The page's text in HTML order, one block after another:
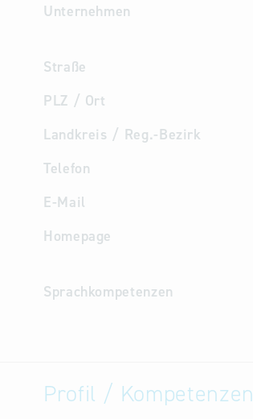
Unternehmen
Straße
PLZ / Ort
Landkreis / Reg.-Bezirk
Telefon
E-Mail
Homepage
Sprachkompetenzen
Profil / Kompetenzen